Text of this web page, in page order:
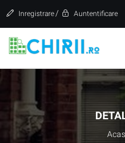
Inregistrare / Auntentificare